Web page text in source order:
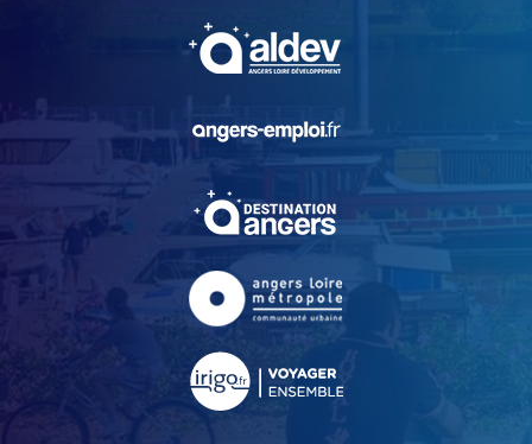
, Ouvre une nouvelle
, Ouvre une nouvelle